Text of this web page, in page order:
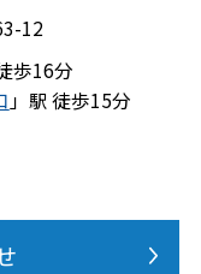
12
歩16分
」駅 徒歩15分